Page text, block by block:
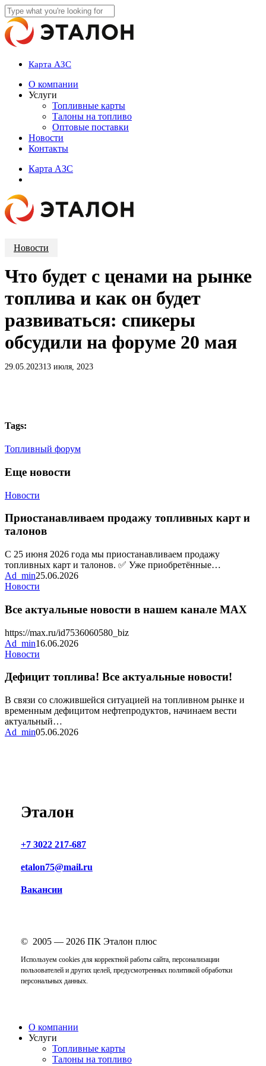
Skip
to
main
content
Close
Search
Карта АЗС
account
Menu
О компании
Услуги
Топливные карты
Талоны на топливо
Оптовые поставки
Новости
Контакты
Карта АЗС
Новости
Что будет с ценами на рынке
топлива и как он будет
развиваться: спикеры
обсудили на форуме 20 мая
29.05.202313 июля, 2023
Tags:
Топливный форум
Еще новости
Новости
топливных
и
Приостанавливаем продажу топливных карт и
талонов
С 25 июня 2026 года мы приостанавливаем продажу
топливных карт и талонов. ✅ Уже приобретённые…
Ad_min25.06.2026
Новости
новости
в
нашем
канале
MAX
Все актуальные новости в нашем канале MAX
https://max.ru/id7536060580_biz
Ad_min16.06.2026
Новости
Все
новости!
Дефицит топлива! Все актуальные новости!
В связи со сложившейся ситуацией на топливном рынке и
временным дефицитом нефтепродуктов, начинаем вести
актуальный…
Ad_min05.06.2026
Эталон
+7 3022 217-687
etalon75@mail.ru
Вакансии
© 2005 — 2026ПК Эталон плюс
Используем cookies для корректной работы сайта, персонализации
пользователей и других целей, предусмотренных политикой обработки
персональных данных.
Close
Menu
О компании
Услуги
Топливные карты
Талоны на топливо